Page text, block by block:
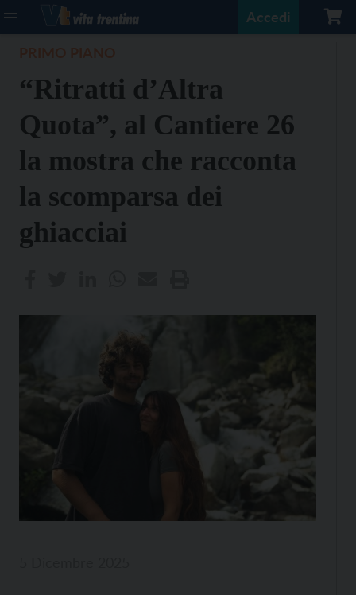
Accedi
“Ritratti d’Altra
Quota”, al Cantiere 26
la mostra che racconta
la scomparsa dei
ghiacciai